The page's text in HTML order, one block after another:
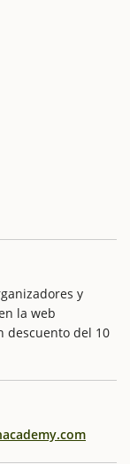
y
la web
descuento del 10